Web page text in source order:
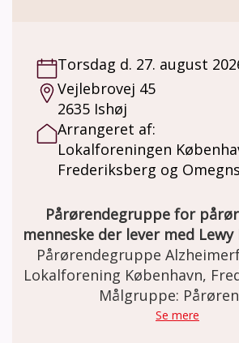
Torsdag d. 27. august
Vejlebrovej 45
2635 Ishøj
Arrangeret af:
Lokalforeningen
Frederiksberg og
Pårørendegruppe for
menneske der lever med Lewy
Pårørendegruppe
Lokalforening København,
Omegnskommuner for
mennesker der lever med
Målgruppe:
Se mere